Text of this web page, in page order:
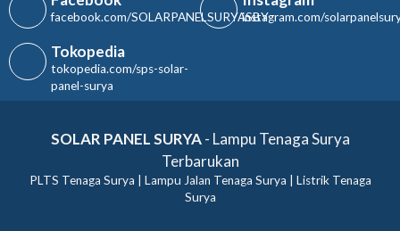
facebook.com/SOLARPANELSURYASBYinstagram.com/
Tokopedia
tokopedia.com/sps-solar-
panel-surya
SOLAR PANEL SURYA- Lampu Tenaga Surya
Terbarukan
PLTS Tenaga Surya | Lampu Jalan Tenaga Surya | Listrik Tenaga
Surya